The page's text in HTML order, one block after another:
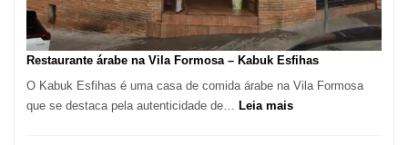
da
Serra
SP
Restaurante árabe na Vila Formosa – Kabuk Esfihas
O Kabuk Esfihas é uma casa de comida árabe na Vila Formosa
que se destaca pela autenticidade de… Leia mais: